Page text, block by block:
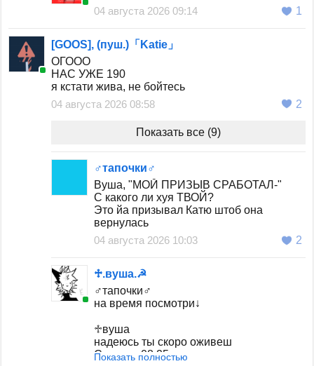
04 августа 2026 09:14
1
[GOOS], (пуш.)「Katie」
ОГООО
НАС УЖЕ 190
я кстати жива, не бойтесь
04 августа 2026 08:58
2
Показать все (9)
♂тапочки♂
Вуша, "МОЙ ПРИЗЫВ СРАБОТАЛ-"
С какого ли хуя ТВОЙ?
Это йа призывал Катю штоб она
вернулась
04 августа 2026 10:03
2
♱︎.вуша.☭
♂тапочки♂
на время посмотри↓
♱︎вуша
надеюсь ты скоро оживеш
Сегодня 08:25
Показать полностью